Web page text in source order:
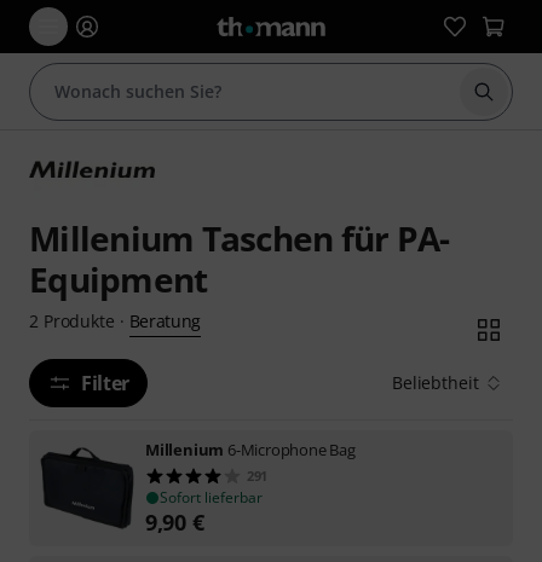
Suche
Millenium Taschen für PA-
Equipment
2 Produkte · Beratung
Filter Beliebtheit
Millenium 6-Microphone Bag
291
Sofort lieferbar
9,90 €